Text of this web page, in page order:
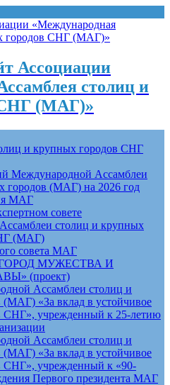
Ассоциации
столиц и
СНГ (МАГ)»
и крупных городов СНГ
Международной Ассамблеи
городов (МАГ) на 2026 год
МАГ
совете
столиц и крупных
(МАГ)
совета МАГ
МУЖЕСТВА И
(проект)
Ассамблеи столиц и
(МАГ) «За вклад в устойчивое
СНГ», учрежденный к 25-летию
Ассамблеи столиц и
(МАГ) «За вклад в устойчивое
СНГ», учрежденный к «90-
Первого президента МАГ